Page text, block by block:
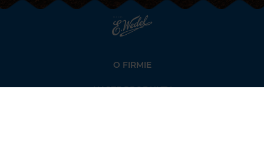
Strona
głowna
O FIRMIE
NASZE PRODUKTY